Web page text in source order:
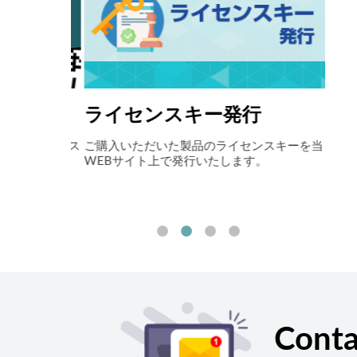
ライセンスキー発行
ご購入いただいた製品のライセンスキーを当
WEBサイト上で発行いたします。